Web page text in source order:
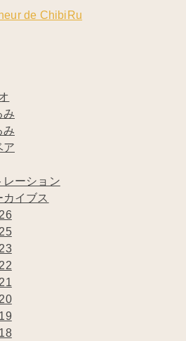
de ChibiRu
み
み
ア
レーション
イブス